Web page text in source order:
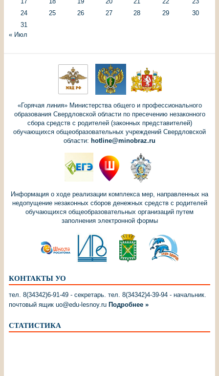
24
25 26 27 28 29
30
31
« Июл
«Горячая линия» Министерства общего и профессионального
образования Свердловской области по пресечению незаконного
сбора средств с родителей (законных представителей)
обучающихся общеобразовательных учреждений Свердловской
области: hotline@minobraz.ru
Информация о ходе реализации комплекса мер, направленных на
недопущение незаконных сборов денежных средств с родителей
обучающихся общеобразовательных организаций путем
заполнения электронной формы
КОНТАКТЫ УО
тел. 8(34342)6-91-49 - секретарь. тел. 8(34342)4-39-94 - начальник.
почтовый ящик uo@edu-lesnoy.ru Подробнее »
СТАТИСТИКА